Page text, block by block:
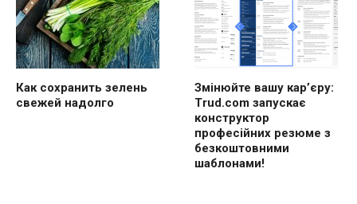
Как сохранить зелень
свежей надолго
Змінюйте вашу кар’єру:
Trud.com запускає
конструктор
професійних резюме з
безкоштовними
шаблонами!